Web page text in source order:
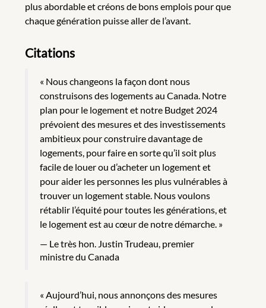
plus abordable et créons de bons emplois pour que
chaque génération puisse aller de l’avant.
Citations
« Nous changeons la façon dont nous
construisons des logements au Canada. Notre
plan pour le logement et notre Budget 2024
prévoient des mesures et des investissements
ambitieux pour construire davantage de
logements, pour faire en sorte qu’il soit plus
facile de louer ou d’acheter un logement et
pour aider les personnes les plus vulnérables à
trouver un logement stable. Nous voulons
rétablir l’équité pour toutes les générations, et
le logement est au cœur de notre démarche. »
Le très hon. Justin Trudeau, premier
ministre du Canada
« Aujourd’hui, nous annonçons des mesures